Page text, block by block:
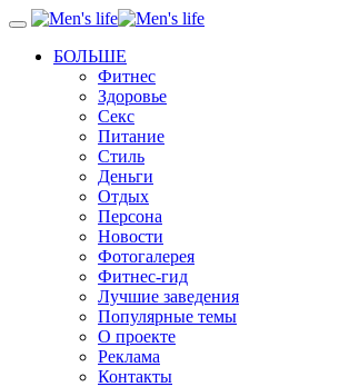
БОЛЬШЕ
Фитнес
Здоровье
Секс
Питание
Стиль
Деньги
Отдых
Персона
Новости
Фотогалерея
Фитнес-гид
Лучшие заведения
Популярные темы
О проекте
Реклама
Контакты